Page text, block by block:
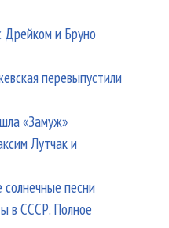
Дрейком и Бруно
перевыпустили
«Замуж»
Лутчак и
песни
в СССР. Полное